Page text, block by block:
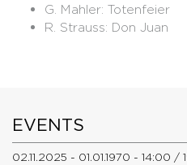
G. Mahler: Totenfeier
R. Strauss: Don Juan
EVENTS
02.11.2025 - 01.01.1970 - 14:00 /